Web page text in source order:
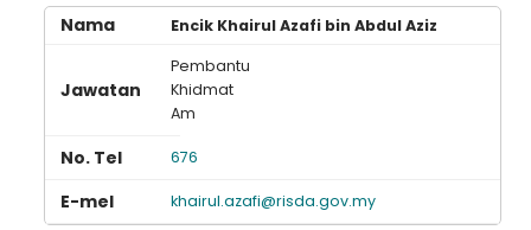
Encik Khairul Azafi bin Abdul Aziz
Pembantu
Khidmat
Am
676
khairul.azafi@risda.gov.my